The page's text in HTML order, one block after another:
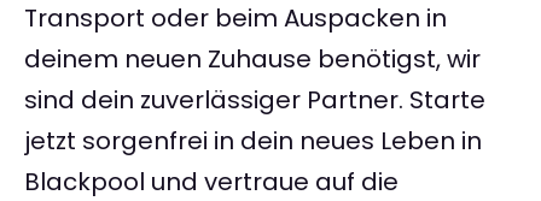
Transport oder beim Auspacken in
deinem neuen Zuhause benötigst, wir
sind dein zuverlässiger Partner. Starte
jetzt sorgenfrei in dein neues Leben in
Blackpool und vertraue auf die